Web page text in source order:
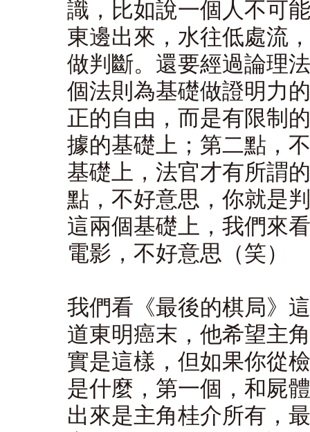
識，比如說一個人不可
東邊出來，水往低處流
做判斷。還要經過論理
個法則為基礎做證明力
正的自由，而是有限制
據的基礎上；第二點，
基礎上，法官才有所謂
點，不好意思，你就是
這兩個基礎上，我們來
電影，不好意思（笑）
我們看《最後的棋局》
道東明癌末，他希望主
實是這樣，但如果你從
是什麼，第一個，和屍
出來是主角桂介所有，